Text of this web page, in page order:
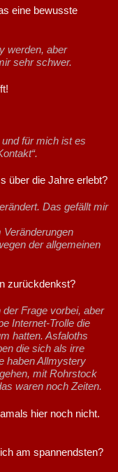
eine bewusste
werden, aber
sehr schwer.
für mich ist es
über die Jahre erlebt?
Das gefällt mir
der allgemeinen
zurückdenkst?
Frage vorbei, aber
Internet-Trolle die
hatten. Asfaloths
die sich als irre
haben Allmystery
mit Rohrstock
waren noch Zeiten.
hier noch nicht.
am spannendsten?